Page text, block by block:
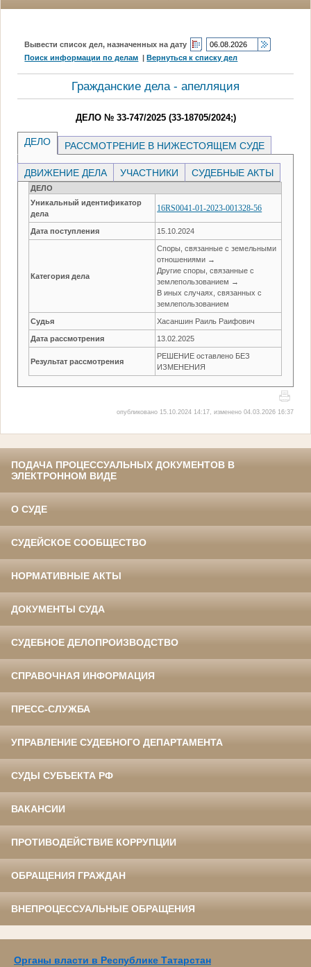
Вывести список дел, назначенных на дату
Поиск информации по делам |Вернуться к списку дел
Гражданские дела - апелляция
ДЕЛО № 33-747/2025 (33-18705/2024;)
ДЕЛО РАССМОТРЕНИЕ В НИЖЕСТОЯЩЕМ СУДЕ
ДВИЖЕНИЕ ДЕЛА УЧАСТНИКИ СУДЕБНЫЕ АКТЫ
ДЕЛО
Уникальный идентификатор
дела
16RS0041-01-2023-001328-56
Дата поступления 15.10.2024
Категория дела
Споры, связанные с земельными
отношениями →
Другие споры, связанные с
землепользованием →
В иных случаях, связанных с
землепользованием
Судья Хасаншин Раиль Раифович
Дата рассмотрения 13.02.2025
Результат рассмотрения
РЕШЕНИЕ оставлено БЕЗ
ИЗМЕНЕНИЯ
опубликовано 15.10.2024 14:17, изменено 04.03.2026 16:37
ПОДАЧА ПРОЦЕССУАЛЬНЫХ ДОКУМЕНТОВ В
ЭЛЕКТРОННОМ ВИДЕ
О СУДЕ
СУДЕЙСКОЕ СООБЩЕСТВО
НОРМАТИВНЫЕ АКТЫ
ДОКУМЕНТЫ СУДА
СУДЕБНОЕ ДЕЛОПРОИЗВОДСТВО
СПРАВОЧНАЯ ИНФОРМАЦИЯ
ПРЕСС-СЛУЖБА
УПРАВЛЕНИЕ СУДЕБНОГО ДЕПАРТАМЕНТА
СУДЫ СУБЪЕКТА РФ
ВАКАНСИИ
ПРОТИВОДЕЙСТВИЕ КОРРУПЦИИ
ОБРАЩЕНИЯ ГРАЖДАН
ВНЕПРОЦЕССУАЛЬНЫЕ ОБРАЩЕНИЯ
Органы власти в Республике Татарстан